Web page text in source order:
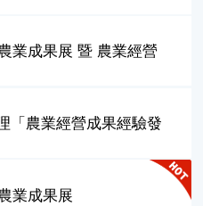
業成果展 暨 農業經營
「農業經營成果經驗發
業成果展